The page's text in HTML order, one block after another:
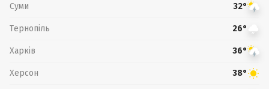
Суми 32°
Тернопіль 26°
Харків 36°
Херсон 38°